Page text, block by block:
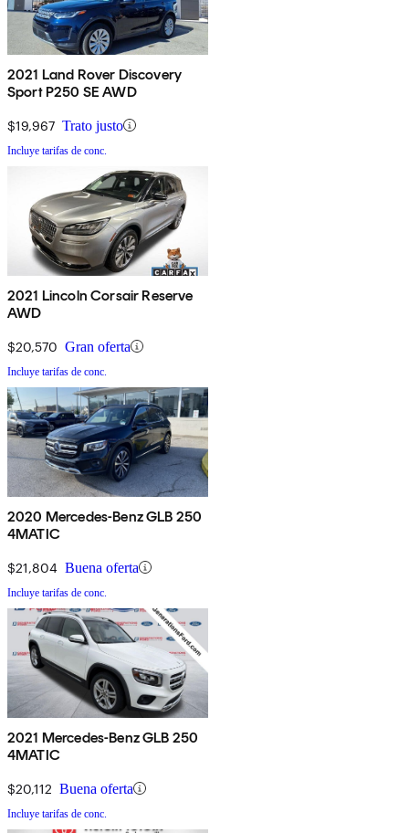
2021 Land Rover Discovery
Sport P250 SE AWD
$19,967 Trato justo
Incluye tarifas de conc.
2021 Lincoln Corsair Reserve
AWD
$20,570 Gran oferta
Incluye tarifas de conc.
2020 Mercedes-Benz GLB 250
4MATIC
$21,804 Buena oferta
Incluye tarifas de conc.
2021 Mercedes-Benz GLB 250
4MATIC
$20,112 Buena oferta
Incluye tarifas de conc.